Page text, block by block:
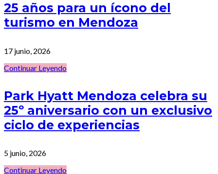
25 años para un ícono del
turismo en Mendoza
17 junio, 2026
Continuar Leyendo
Park Hyatt Mendoza celebra su
25º aniversario con un exclusivo
ciclo de experiencias
5 junio, 2026
Continuar Leyendo